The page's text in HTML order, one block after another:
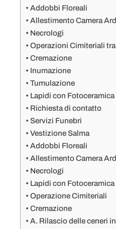
Addobbi Floreali
Allestimento Camera
Necrologi
Operazioni Cimiteriali
Cremazione
Inumazione
Tumulazione
Lapidi con
Richiesta di contatto
Servizi Funebri
Vestizione Salma
Addobbi Floreali
Allestimento Camera
Necrologi
Lapidi con
Operazione Cimiteriali
Cremazione
A. Rilascio delle ceneri